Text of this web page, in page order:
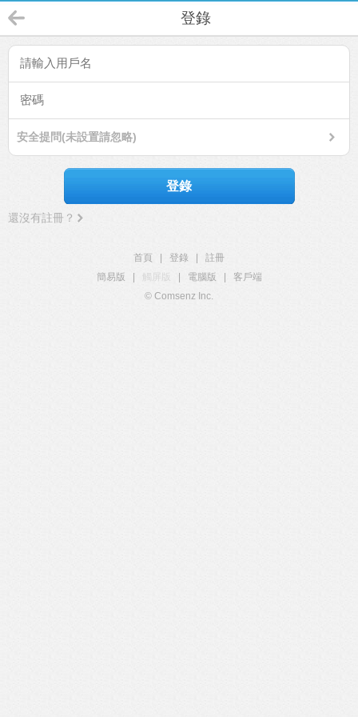
登錄
安全提問(未設置請忽略)
登錄
還沒有註冊？
首頁 登錄
註冊
簡易版
觸屏版 電腦版
客戶端
© Comsenz Inc.